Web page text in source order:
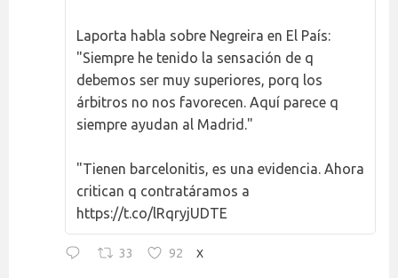
Laporta habla sobre Negreira en El País:
"Siempre he tenido la sensación de q
debemos ser muy superiores, porq los
árbitros no nos favorecen. Aquí parece q
siempre ayudan al Madrid."
"Tienen barcelonitis, es una evidencia. Ahora
critican q contratáramos a
https://t.co/lRqryjUDTE
33 92 X